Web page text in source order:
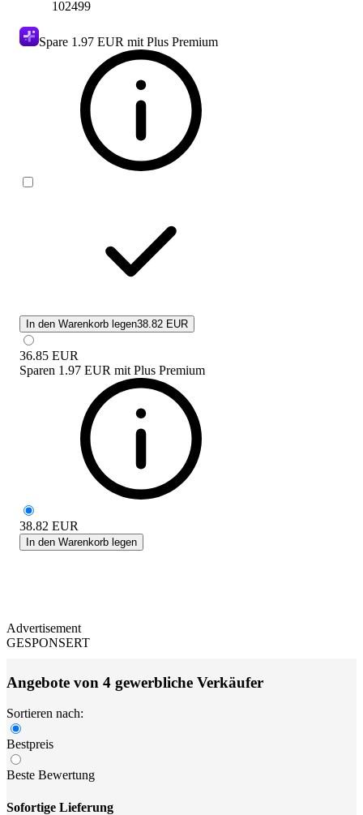
102499
Spare 1.97 EUR mit Plus Premium
In den Warenkorb legen38.82 EUR
36.85 EUR
Sparen 1.97 EUR mit Plus Premium
38.82 EUR
In den Warenkorb legen
Advertisement
GESPONSERT
Angebote von 4 gewerbliche Verkäufer
Sortieren nach:
Bestpreis
Beste Bewertung
Sofortige Lieferung